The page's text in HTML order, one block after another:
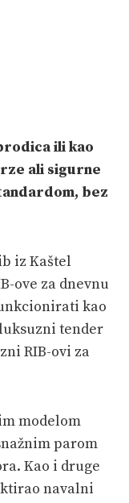
ili kao
ali sigurne
bez
iz Kaštel
ove za dnevnu
kao
tender
RIB-ovi za
modelom
parom
Kao i druge
navalni